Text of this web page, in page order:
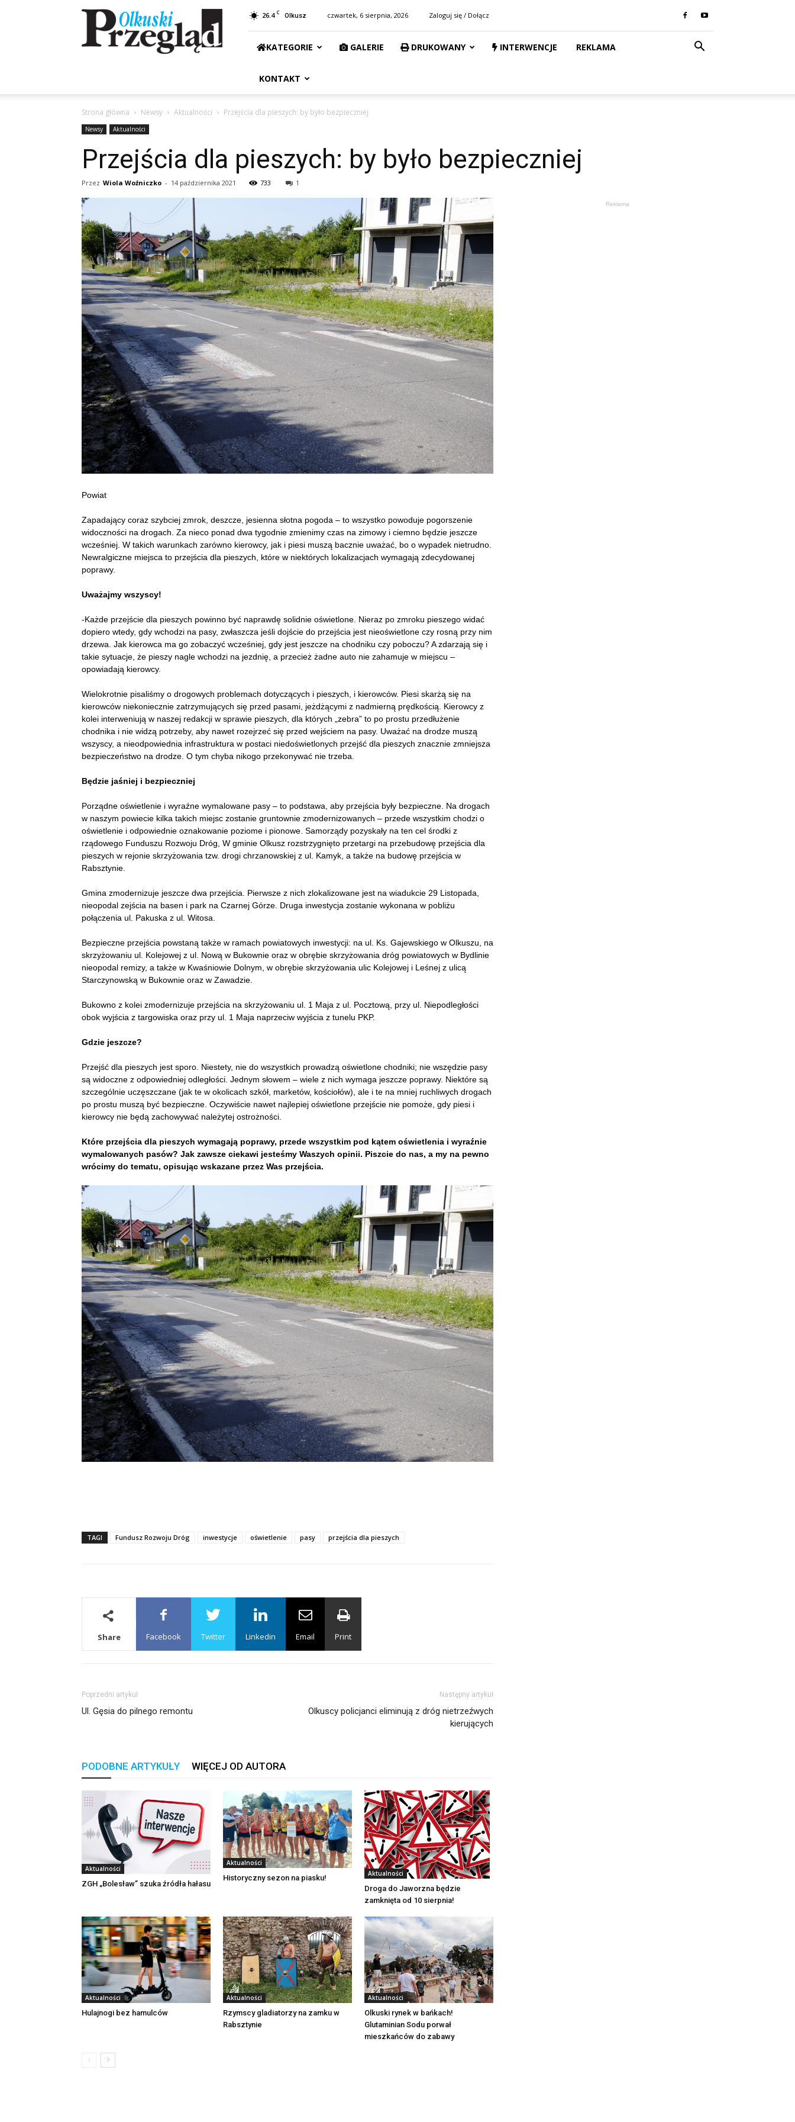
Przegląd
Olkuski
26.4 C Olkusz czwartek, 6 sierpnia, 2026 Zaloguj się / Dołącz
KATEGORIE GALERIE DRUKOWANY INTERWENCJE REKLAMA
KONTAKT
Strona główna Newsy Aktualności Przejścia dla pieszych: by było bezpieczniej
Newsy Aktualności
Przejścia dla pieszych: by było bezpieczniej
Przez Wiola Woźniczko - 14 października 2021 733 1
Powiat
Zapadający coraz szybciej zmrok, deszcze, jesienna słotna pogoda – to wszystko powoduje pogorszenie
widoczności na drogach. Za nieco ponad dwa tygodnie zmienimy czas na zimowy i ciemno będzie jeszcze
wcześniej. W takich warunkach zarówno kierowcy, jak i piesi muszą bacznie uważać, bo o wypadek nietrudno.
Newralgiczne miejsca to przejścia dla pieszych, które w niektórych lokalizacjach wymagają zdecydowanej
poprawy.
Uważajmy wszyscy!
-Każde przejście dla pieszych powinno być naprawdę solidnie oświetlone. Nieraz po zmroku pieszego widać
dopiero wtedy, gdy wchodzi na pasy, zwłaszcza jeśli dojście do przejścia jest nieoświetlone czy rosną przy nim
drzewa. Jak kierowca ma go zobaczyć wcześniej, gdy jest jeszcze na chodniku czy poboczu? A zdarzają się i
takie sytuacje, że pieszy nagle wchodzi na jezdnię, a przecież żadne auto nie zahamuje w miejscu –
opowiadają kierowcy.
Wielokrotnie pisaliśmy o drogowych problemach dotyczących i pieszych, i kierowców. Piesi skarżą się na
kierowców niekoniecznie zatrzymujących się przed pasami, jeżdżącymi z nadmierną prędkością. Kierowcy z
kolei interweniują w naszej redakcji w sprawie pieszych, dla których „zebra” to po prostu przedłużenie
chodnika i nie widzą potrzeby, aby nawet rozejrzeć się przed wejściem na pasy. Uważać na drodze muszą
wszyscy, a nieodpowiednia infrastruktura w postaci niedoświetlonych przejść dla pieszych znacznie zmniejsza
bezpieczeństwo na drodze. O tym chyba nikogo przekonywać nie trzeba.
Będzie jaśniej i bezpieczniej
Porządne oświetlenie i wyraźne wymalowane pasy – to podstawa, aby przejścia były bezpieczne. Na drogach
w naszym powiecie kilka takich miejsc zostanie gruntownie zmodernizowanych – przede wszystkim chodzi o
oświetlenie i odpowiednie oznakowanie poziome i pionowe. Samorządy pozyskały na ten cel środki z
rządowego Funduszu Rozwoju Dróg, W gminie Olkusz rozstrzygnięto przetargi na przebudowę przejścia dla
pieszych w rejonie skrzyżowania tzw. drogi chrzanowskiej z ul. Kamyk, a także na budowę przejścia w
Rabsztynie.
Gmina zmodernizuje jeszcze dwa przejścia. Pierwsze z nich zlokalizowane jest na wiadukcie 29 Listopada,
nieopodal zejścia na basen i park na Czarnej Górze. Druga inwestycja zostanie wykonana w pobliżu
połączenia ul. Pakuska z ul. Witosa.
Bezpieczne przejścia powstaną także w ramach powiatowych inwestycji: na ul. Ks. Gajewskiego w Olkuszu, na
skrzyżowaniu ul. Kolejowej z ul. Nową w Bukownie oraz w obrębie skrzyżowania dróg powiatowych w Bydlinie
nieopodal remizy, a także w Kwaśniowie Dolnym, w obrębie skrzyżowania ulic Kolejowej i Leśnej z ulicą
Starczynowską w Bukownie oraz w Zawadzie.
Bukowno z kolei zmodernizuje przejścia na skrzyżowaniu ul. 1 Maja z ul. Pocztową, przy ul. Niepodległości
obok wyjścia z targowiska oraz przy ul. 1 Maja naprzeciw wyjścia z tunelu PKP.
Gdzie jeszcze?
Przejść dla pieszych jest sporo. Niestety, nie do wszystkich prowadzą oświetlone chodniki; nie wszędzie pasy
są widoczne z odpowiedniej odległości. Jednym słowem – wiele z nich wymaga jeszcze poprawy. Niektóre są
szczególnie uczęszczane (jak te w okolicach szkół, marketów, kościołów), ale i te na mniej ruchliwych drogach
po prostu muszą być bezpieczne. Oczywiście nawet najlepiej oświetlone przejście nie pomoże, gdy piesi i
kierowcy nie będą zachowywać należytej ostrożności.
Które przejścia dla pieszych wymagają poprawy, przede wszystkim pod kątem oświetlenia i wyraźnie
wymalowanych pasów? Jak zawsze ciekawi jesteśmy Waszych opinii. Piszcie do nas, a my na pewno
wrócimy do tematu, opisując wskazane przez Was przejścia.
TAGI Fundusz Rozwoju Dróg inwestycje oświetlenie pasy przejścia dla pieszych
Share Facebook Twitter Linkedin Email Print
Poprzedni artykuł
Ul. Gęsia do pilnego remontu
Następny artykuł
Olkuscy policjanci eliminują z dróg nietrzeźwych
kierujących
PODOBNE ARTYKUŁY WIĘCEJ OD AUTORA
Aktualności
ZGH „Bolesław” szuka źródła hałasu
Aktualności
Historyczny sezon na piasku! Aktualności
Droga do Jaworzna będzie
zamknięta od 10 sierpnia!
Aktualności
Hulajnogi bez hamulców
Aktualności
Rzymscy gladiatorzy na zamku w
Rabsztynie
Aktualności
Olkuski rynek w bańkach!
Glutaminian Sodu porwał
mieszkańców do zabawy
Reklama